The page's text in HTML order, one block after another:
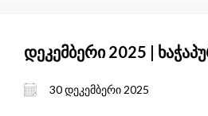
დეკემბერი 2025 |
30 დეკემბერი 2025